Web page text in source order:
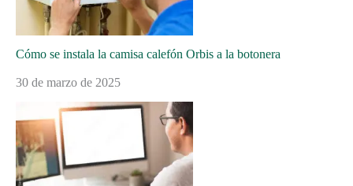
Cómo se instala la camisa calefón Orbis a la botonera
30 de marzo de 2025